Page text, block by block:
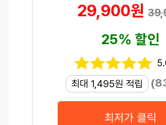
29,900원
25% 할인
최대 1,495원 적립
최저가 클릭